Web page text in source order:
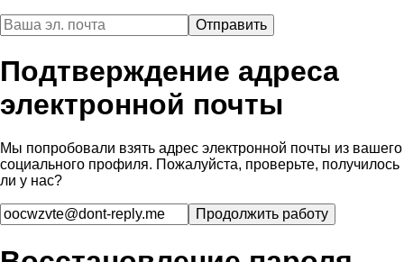
Подтверждение адреса
электронной почты
Мы попробовали взять адрес электронной почты из вашего
социального профиля. Пожалуйста, проверьте, получилось
ли у нас?